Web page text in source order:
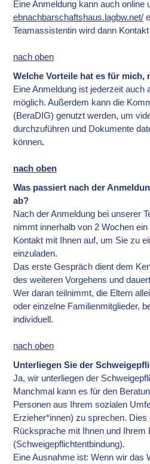
Eine Anmeldung kann auch online
ebnachbarschaftshaus.lagbw.net/
Teamassistentin wird dann
nach oben
Welche Vorteile hat es für mich,
Eine Anmeldung ist jederzeit auch
möglich. Außerdem kann die
(BeraDIG) genutzt werden, um
durchzuführen und Dokumente
können.
nach oben
Was passiert nach der
ab?
Nach der Anmeldung bei unserer
nimmt innerhalb von 2 Wochen
Kontakt mit Ihnen auf, um Sie zu
einzuladen.
Das erste Gespräch dient dem
des weiteren Vorgehens und
Wer daran teilnimmt, die Eltern
oder einzelne Familienmitglieder,
individuell.
nach oben
Unterliegen Sie der
Ja, wir unterliegen der
Manchmal kann es für den
Personen aus Ihrem sozialen
Erzieher*innen) zu sprechen. Dies
Rücksprache mit Ihnen und Ihrem
(Schweigepflichtentbindung).
Eine Ausnahme ist: Wenn wir das